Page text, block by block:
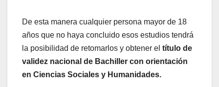
De esta manera cualquier persona mayor de 18
años que no haya concluido esos estudios tendrá
la posibilidad de retomarlos y obtener el título de
validez nacional de Bachiller con orientación
en Ciencias Sociales y Humanidades.